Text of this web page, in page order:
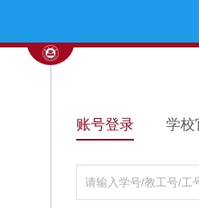
账号登录 学校